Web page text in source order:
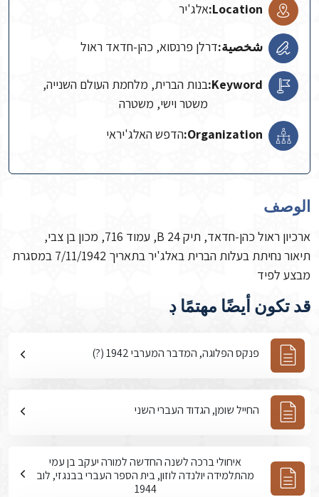
Location: אלג'יר
شخصية:דרלן פרנסוא, כהן-חדאד ראול
Keyword: בנות הברית, מלחמת העולם השנייה,
משטר וישי, משטרה
Organization: הדפש האלג'יראי
الوصف
ארכיון ראול כהן-חדאד, תיק B 24, עמוד 716, מכון בן צבי,
תיאור נחיתת בעלות הברית באלג'יר בתאריך 7/11/1942 במסגרת
מבצע לפיד
قد تكون أيضًا مهتمًا ڊ
פנקס הפלוגה, המדבר המערבי 1942 (?)
החייל שומן, הגדוד העברי השני
איחולי ברכה לשנה החדשה למורה יעקב בן עמי
מהתלמידה יולנדה לוזון, בית הספר העברי בבנגזי, לוב
1944